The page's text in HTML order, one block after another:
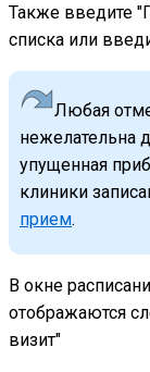
Также введите
списка или
Любая
нежелательна
упущенная
клиники
прием.
В окне
отображаются
визит"